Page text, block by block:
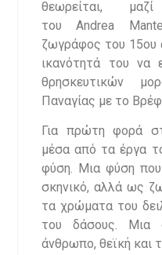
θεωρείται,
του Andrea
ζωγράφος του 15ου
ικανότητά του να
θρησκευτικών
Παναγίας με το
Για πρώτη φορά
μέσα από τα έργα
φύση. Μια φύση
σκηνικό, αλλά ως
τα χρώματα του
του δάσους. Μια
άνθρωπο, θεϊκή και